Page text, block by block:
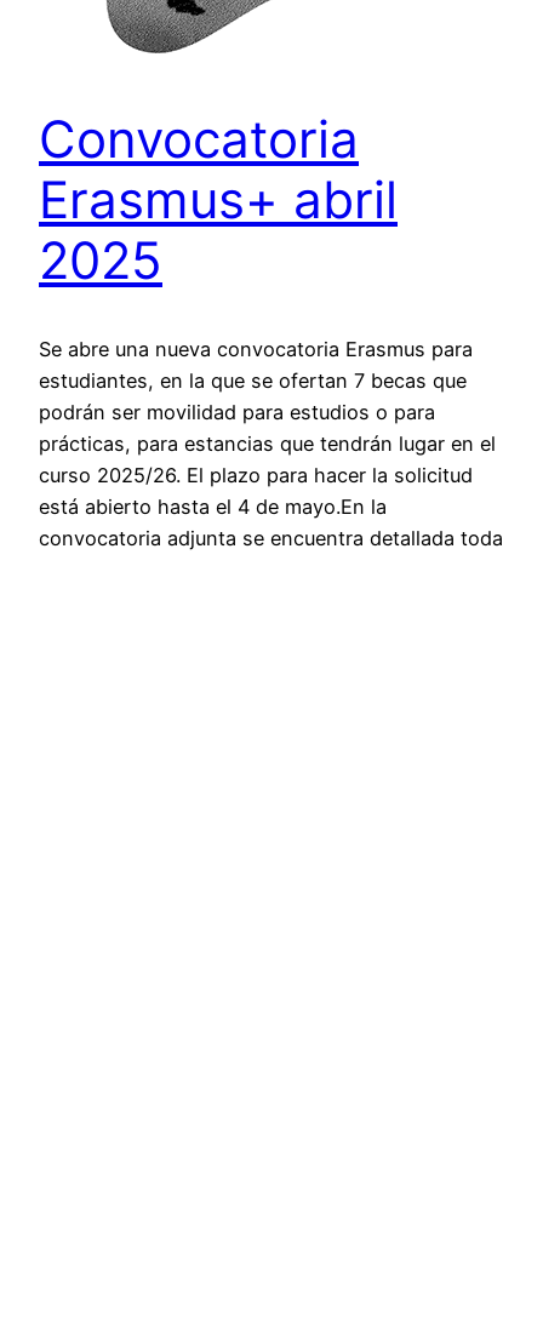
Convocatoria
Erasmus+ abril
2025
Se abre una nueva convocatoria Erasmus para
estudiantes, en la que se ofertan 7 becas que
podrán ser movilidad para estudios o para
prácticas, para estancias que tendrán lugar en el
curso 2025/26. El plazo para hacer la solicitud
está abierto hasta el 4 de mayo.En la
convocatoria adjunta se encuentra detallada toda